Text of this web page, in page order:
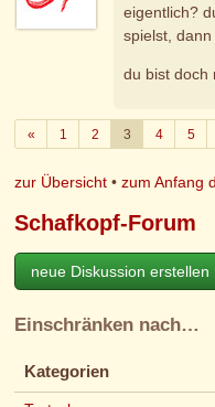
eigentlich?
spielst,
du bist doch
«Zurück
1 2 3 4 5
zur Übersicht •zum Anfang
Schafkopf-Forum
neue Diskussion erstellen
Einschränken nach…
Kategorien